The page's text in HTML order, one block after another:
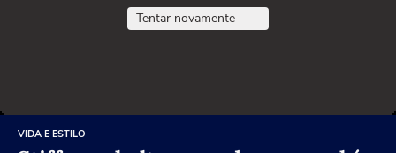
Tentar novamente
VIDA E ESTILO